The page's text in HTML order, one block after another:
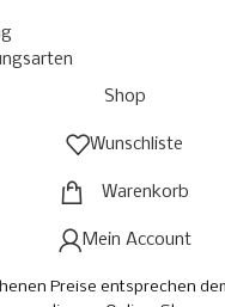
Shop
Wunschliste
Warenkorb
Mein Account
Preise entsprechen